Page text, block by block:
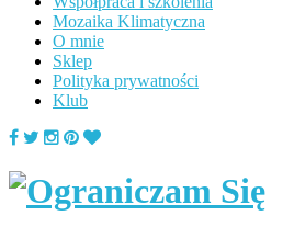
Mozaika Klimatyczna
O mnie
Sklep
Polityka prywatności
Klub